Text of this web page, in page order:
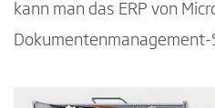
kann man das ERP von
Dokumentenmanagement-